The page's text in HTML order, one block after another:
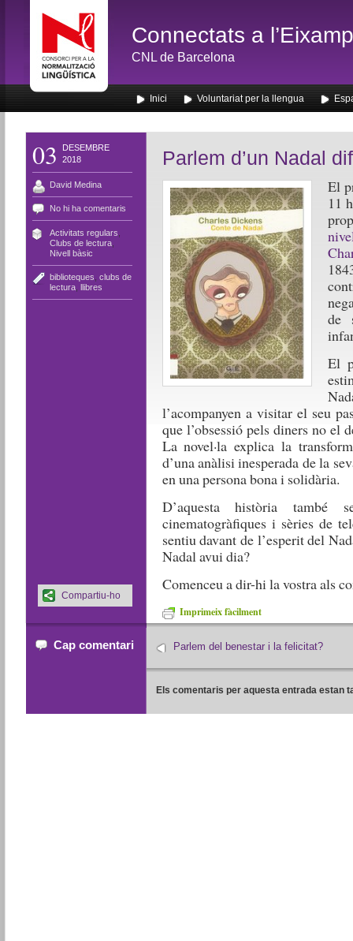
Connectats a
CNL de Barcelona
Inici Voluntariat per la llengua
03
DESEMBRE
2018
David Medina
No hi ha comentaris
Activitats regulars
Clubs de lectura,
Nivell bàsic
biblioteques clubs de
lectura, llibres
Parlem d’un Nadal
El
11
de
El
l’acompanyen a visitar el seu
que l’obsessió pels diners no el
La novel·la explica la
d’una anàlisi inesperada de la
en una persona bona i solidària.
D’aquesta història també
cinematogràfiques i sèries de
sentiu davant de l’esperit del
Nadal avui dia?
Comenceu a dir-hi la vostra als
Imprimeix fàcilment
Compartiu-ho
Cap comentari Parlem del benestar i la felicitat?
Els comentaris per aquesta entrada estan